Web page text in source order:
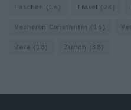
Taschen (16) Travel (23)
Vacheron Constantin (16)
Zara (18) Zürich (38)